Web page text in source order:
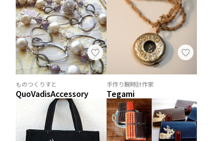
ものつくりすと
QuoVadisAccessory
手作り腕時計作家
Tegami